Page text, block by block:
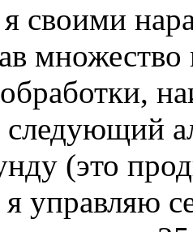
своими
множество
следующий
(это
управляю